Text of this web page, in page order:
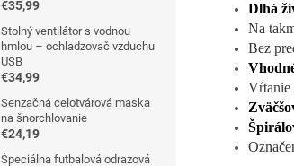
€35,99
Stolný ventilátor s vodnou
hmlou – ochladzovač vzduchu
USB
€34,99
Senzačná celotvárová maska
na šnorchlovanie
€24,19
Špeciálna futbalová odrazová
Dlhá
Na
Bez
Vŕtanie